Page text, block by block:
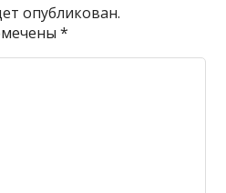
опубликован.
*